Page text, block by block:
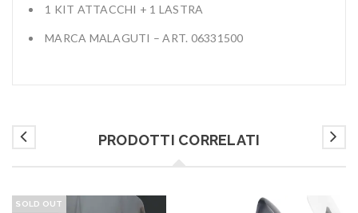
1 KIT ATTACCHI + 1 LASTRA
MARCA MALAGUTI – ART. 06331500
PRODOTTI CORRELATI
SOLD OUT